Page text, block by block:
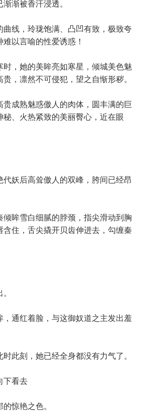
渐被香汗浸透。
曲线，玲珑饱满、凸凹有致，极致夸
以言喻的性爱诱惑！
时，她的美眸亮如寒星，倾城美色魅
，凛然不可侵犯，望之自惭形秽。
贵成熟魅惑傲人的肉体，圆丰满的巨
秘、火热紧致的美丽臀心，近在眼
妖后高耸傲人的双峰，胯间已经昂
倾眸雪白细腻的脖颈，指尖滑动到胸
含住，舌尖撬开贝齿伸进去，勾缠秦
，通红着脸，与这御奴道之主发出羞
此刻，她已经全身都没有力气了。
下看去
惊艳之色。